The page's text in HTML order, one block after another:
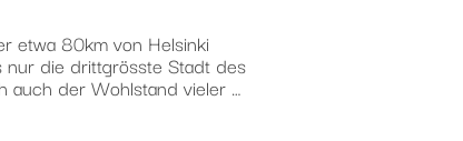
etwa 80km von Helsinki
nur die drittgrösste Stadt des
auch der Wohlstand vieler …